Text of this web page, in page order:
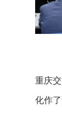
重庆
化作